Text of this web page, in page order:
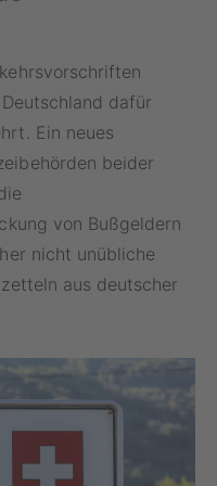
dafür
Ein neues
beider
von Bußgeldern
nicht unübliche
aus deutscher